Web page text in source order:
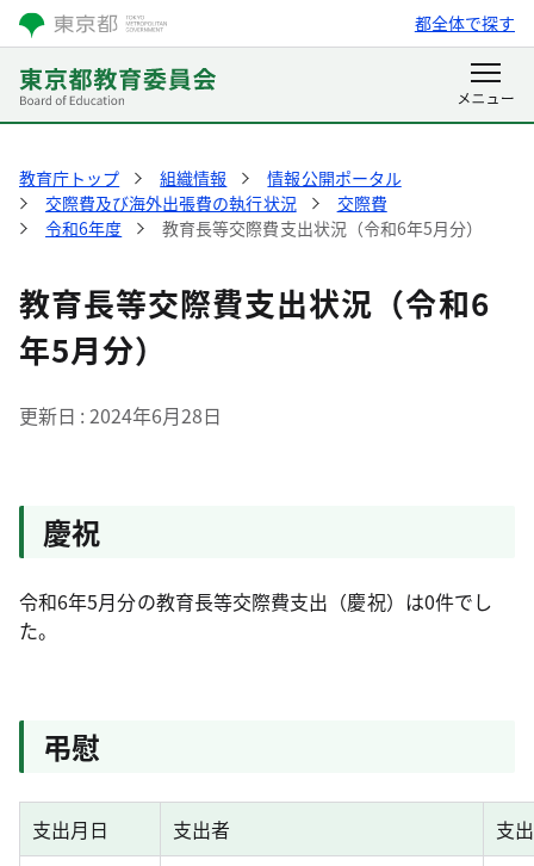
都全体で探す
教育庁トップ 組織情報
情報公開ポータル
交際費及び海外出張費の執行状況
交際費
令和6年度
教育長等交際費支出状況（令和6年5月分）
教育長等交際費支出状況（令和6
年5月分）
更新日 2024年6月28日
慶祝
令和6年5月分の教育長等交際費支出（慶祝）は0件でし
た。
弔慰
支出月日 支出者
支